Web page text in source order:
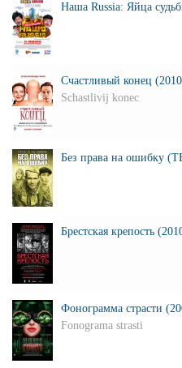
Наша Russia: Яйца
Счастливый конец
Schastlivij konec
Без права на ошибку
Брестская крепость
Фонограмма страсти
Fonograma strasti